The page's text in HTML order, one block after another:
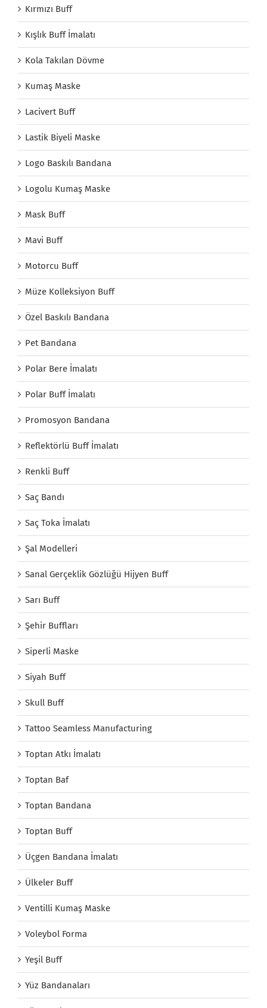
Kırmızı Buff
Kışlık Buff İmalatı
Kola Takılan Dövme
Kumaş Maske
Lacivert Buff
Lastik Biyeli Maske
Logo Baskılı Bandana
Logolu Kumaş Maske
Mask Buff
Mavi Buff
Motorcu Buff
Müze Kolleksiyon Buff
Özel Baskılı Bandana
Pet Bandana
Polar Bere İmalatı
Polar Buff İmalatı
Promosyon Bandana
Reflektörlü Buff İmalatı
Renkli Buff
Saç Bandı
Saç Toka İmalatı
Şal Modelleri
Sanal Gerçeklik Gözlüğü Hijyen Buff
Sarı Buff
Şehir Buffları
Siperli Maske
Siyah Buff
Skull Buff
Tattoo Seamless Manufacturing
Toptan Atkı İmalatı
Toptan Baf
Toptan Bandana
Toptan Buff
Üçgen Bandana İmalatı
Ülkeler Buff
Ventilli Kumaş Maske
Voleybol Forma
Yeşil Buff
Yüz Bandanaları